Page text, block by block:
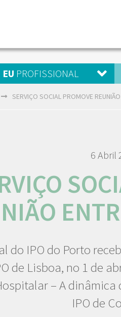
EU PROFISSIONAL
SERVIÇO SOCIAL PROMOVE
6 Abril
do IPO do Porto
de Lisboa, no 1 de
– A dinâmica
IPO de